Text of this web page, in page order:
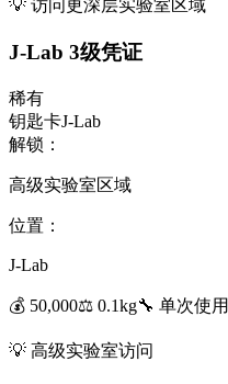
💡 访问更深层实验室区域
J-Lab 3级凭证
稀有
钥匙卡J-Lab
解锁：
高级实验室区域
位置：
J-Lab
💰 50,000⚖️ 0.1kg🔧 单次使用
💡 高级实验室访问